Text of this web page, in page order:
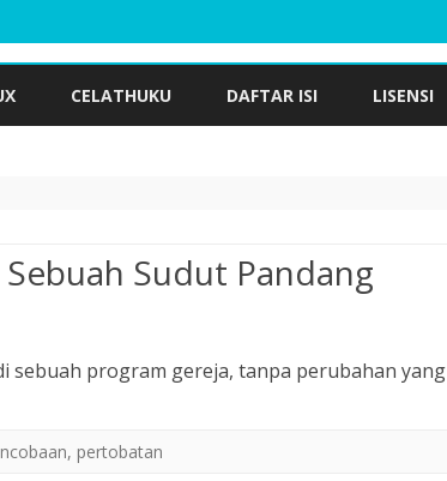
CELATHUKU DAFTAR ISI LISENSI
Sudut Pandang
sebuah program gereja, tanpa perubahan yang
, pertobatan